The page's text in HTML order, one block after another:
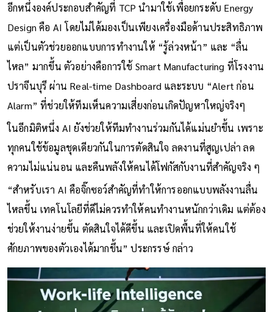
อีกหนึ่งองค์ประกอบสำคัญที่ TCP นำมาใช้เพื่อยกระดับ Energy
Design คือ AI โดยไม่ได้มองเป็นเพียงเครื่องมือด้านประสิทธิภาพ
แต่เป็นตัวช่วยออกแบบการทำงานให้ “รู้ล่วงหน้า” และ “ลื่น
ไหล” มากขึ้น ตัวอย่างคือการใช้ Smart Manufacturing ที่โรงงาน
ปราจีนบุรี ผ่าน Real-time Dashboard และระบบ “Alert ก่อน
Alarm” ที่ช่วยให้ทีมเห็นความเสี่ยงก่อนเกิดปัญหาใหญ่จริงๆ
ในอีกมิติหนึ่ง AI ยังช่วยให้ทีมทำงานร่วมกันได้แม่นยำขึ้น เพราะ
ทุกคนใช้ข้อมูลชุดเดียวกันในการตัดสินใจ ลดงานที่สูญเปล่า ลด
ความไม่แน่นอน และคืนพลังให้คนได้โฟกัสกับงานที่สำคัญจริง ๆ
“สำหรับเรา AI คือจิ๊กซอว์สำคัญที่ทำให้การออกแบบพลังงานลื่น
ไหลขึ้น เทคโนโลยีที่ดีไม่ควรทำให้คนทำงานหนักกว่าเดิม แต่ต้อง
ช่วยให้งานง่ายขึ้น ตัดสินใจได้ดีขึ้น และเปิดพื้นที่ให้คนใช้
ศักยภาพของตัวเองได้มากขึ้น” ประกรรษ์ กล่าว